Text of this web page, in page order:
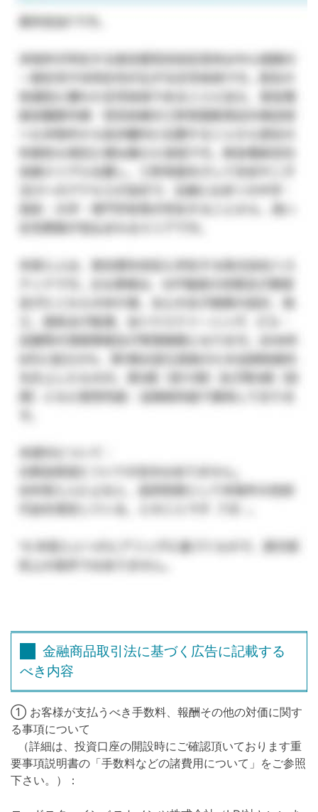
金融商品取引法に基づく広告に記載する
べき内容
① お客様が支払うべき手数料、報酬その他の対価に関す
る事項について
（詳細は、投資口座の開設時にご確認頂いております重
要事項説明書の「手数料などの諸費用について」をご参照
下さい。）：